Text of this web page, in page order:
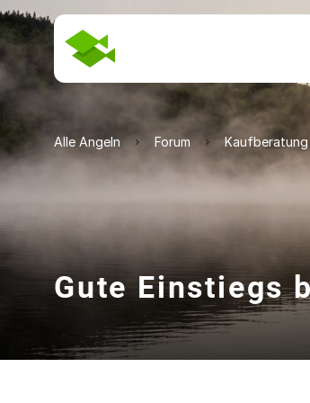
Alle Angeln Forum
Gute Einstiegs